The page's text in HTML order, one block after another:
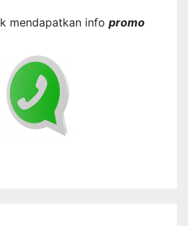
mendapatkan info promo